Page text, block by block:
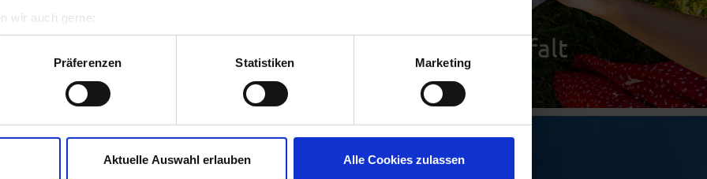
wir auch gerne:
geografische Lage erfassen, welche bis auf einige Meter genau sein können
Scannen nach bestimmten Merkmalen (Fingerprinting) identifizieren
Ihre persönlichen Daten verarbeitet werden, und legen Sie Ihre Präferenzen imAbschnitt
geht es nicht um eine neue leckere Sorte aus unserer Familien-Molkerei, sondern um kleine
um Inhalte und Anzeigen zu personalisieren, Funktionen für soziale Medien anbieten zu
Präferenzen Statistiken Marketing
Aktuelle Auswahl erlauben Alle Cookies zulassen
Milch Die Almighurt Vielfalt